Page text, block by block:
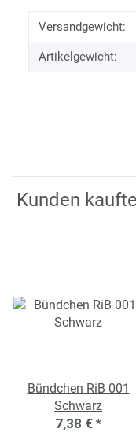
Versandgewicht:
Artikelgewicht:
Kunden
Bündchen RiB 001
Schwarz
7,38 € *